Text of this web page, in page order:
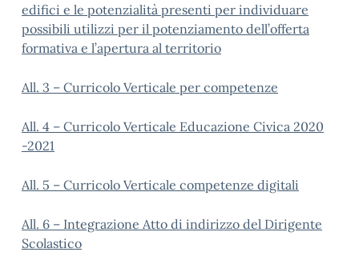
edifici e le potenzialità presenti per individuare
possibili utilizzi per il potenziamento dell’offerta
formativa e l’apertura al territorio
All. 3 – Curricolo Verticale per competenze
All. 4 – Curricolo Verticale Educazione Civica 2020
-2021
All. 5 – Curricolo Verticale competenze digitali
All. 6 – Integrazione Atto di indirizzo del Dirigente
Scolastico